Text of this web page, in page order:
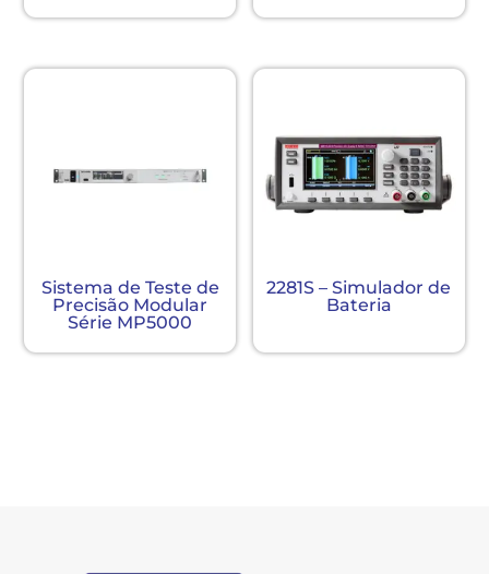
Sistema de Teste de
Precisão Modular
Série MP5000
2281S – Simulador de
Bateria